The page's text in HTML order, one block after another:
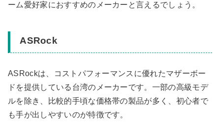
ーム愛好家におすすめのメーカーと言えるでしょう。
ASRock
ASRockは、コストパフォーマンスに優れたマザーボー
ドを提供している台湾のメーカーです。一部の高級モデ
ルを除き、比較的手頃な価格帯の製品が多く、初心者で
も手が出しやすいのが特徴です。